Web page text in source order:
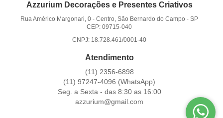
Azzurium Decorações e Presentes Criativos
Rua Américo Margonari, 0 -Centro, São Bernardo do Campo -SP
CEP: 09715-040
CNPJ: 18.728.461/0001-40
Atendimento
(11) 2356-6898
(11) 97247-4096 (WhatsApp)
Seg. a Sexta - das 8:30 as 16:00
azzurium@gmail.com